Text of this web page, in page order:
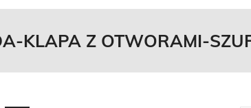
KLAPA Z OTWORAMI-